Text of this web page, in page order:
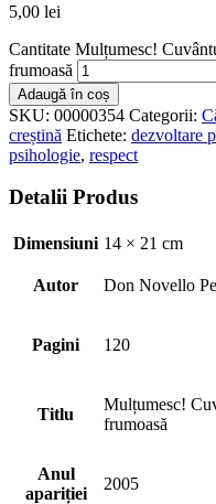
5,00 lei
Cantitate Mulțumesc!
frumoasă
Adaugă în coș
SKU: 00000354 Categorii:
creștină Etichete: dezvoltare
psihologie, respect
Detalii Produs
Dimensiuni 14 × 21 cm
Autor Don Novello
Pagini 120
Titlu
Mulțumesc!
frumoasă
Anul
apariției
2005